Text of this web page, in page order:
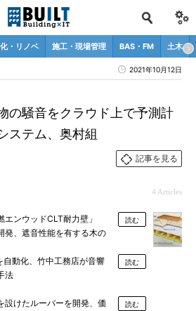
・リノベ 施工・現場管理 BAS・FM 土木
2021年10月12日
の騒音をクラウド上で予測計
ステム、奥村組
記事を見る
4 Articles
ンウッドCLT耐力壁」
発、遮音性能を有する木の
読む
自動化、竹中工務店が音響
法
読む
設けたルーバーを開発、価
読む